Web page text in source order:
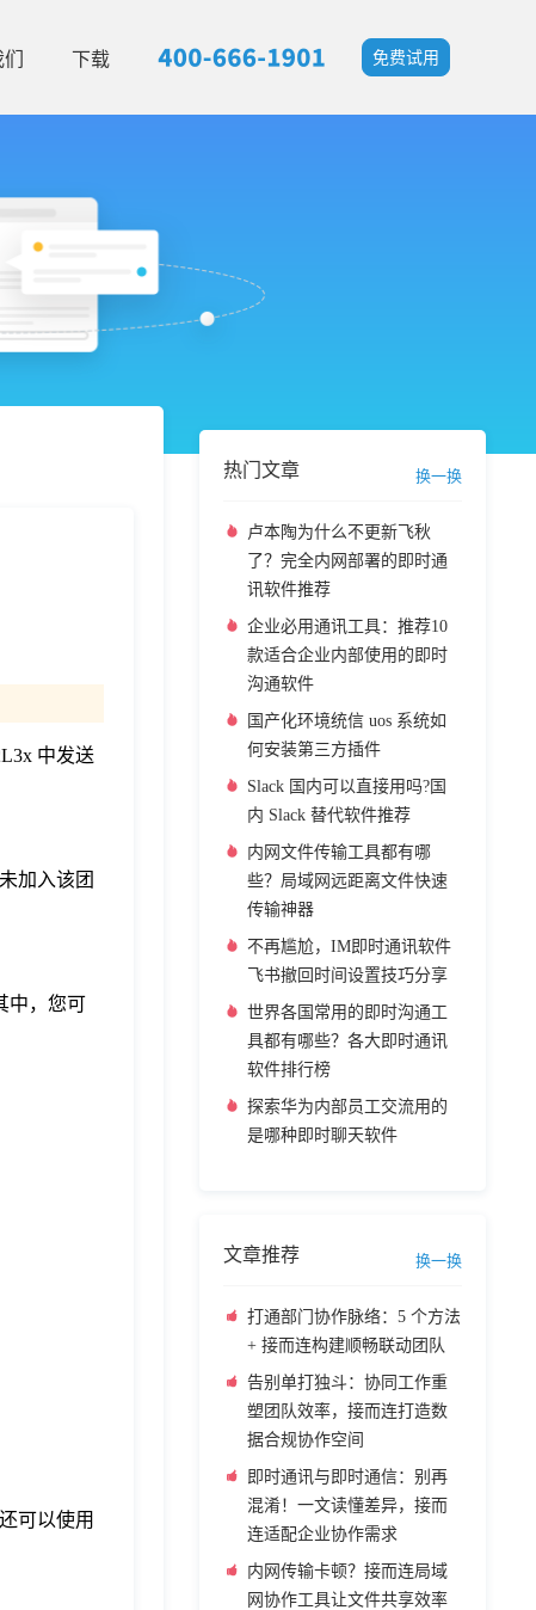
下载 免费试用
中发送
加入该团
中，您可
可以使用
热门文章 换一换
卢本陶为什么不更新飞秋
了？完全内网部署的即时通
讯软件推荐
企业必用通讯工具：推荐10
款适合企业内部使用的即时
沟通软件
国产化环境统信 uos 系统如
何安装第三方插件
Slack 国内可以直接用吗?国
内 Slack 替代软件推荐
内网文件传输工具都有哪
些？局域网远距离文件快速
传输神器
不再尴尬，IM即时通讯软件
飞书撤回时间设置技巧分享
世界各国常用的即时沟通工
具都有哪些？各大即时通讯
软件排行榜
探索华为内部员工交流用的
是哪种即时聊天软件
文章推荐 换一换
打通部门协作脉络：5 个方法
+ 接而连构建顺畅联动团队
告别单打独斗：协同工作重
塑团队效率，接而连打造数
据合规协作空间
即时通讯与即时通信：别再
混淆！一文读懂差异，接而
连适配企业协作需求
内网传输卡顿？接而连局域
网协作工具让文件共享效率